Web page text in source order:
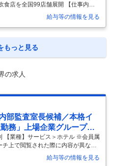
食店を全国99店舗展開 【仕事内
し】店舗の修繕管理（業者手配）/
【具体的な仕事内容】 ～未経験
兵衛」等の店舗修繕/地方創生・地域
■職務内容： 全国約99店展開してい
まずは簡単な書類作成や電話応対等
給与等の情報を見る
もっと見る
の求人
部監査室長候補／本格イ
務」上場企業グループの
ロから築く／「リゾート×
の企業で／組織の質を高
土日祝休みベース
【業種】サービス＞ホテル ※会員属
上で閲覧された際に内容が異なる
ロードサイドで「PISOLA」ブラン
「リゾートホテルのような空間で
給与等の情報を見る